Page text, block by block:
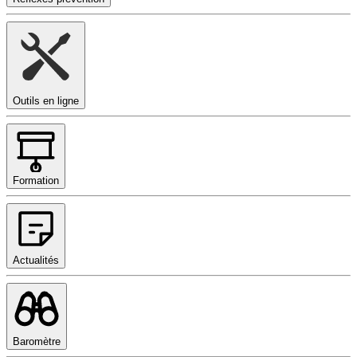
Outils en ligne
Formation
Actualités
Baromètre